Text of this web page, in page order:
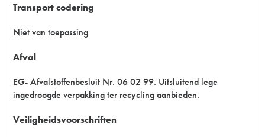
Transport codering
Niet van toepassing
Afval
EG- Afvalstoffenbesluit Nr. 06 02 99. Uitsluitend lege
ingedroogde verpakking ter recycling aanbieden.
Veiligheidsvoorschriften